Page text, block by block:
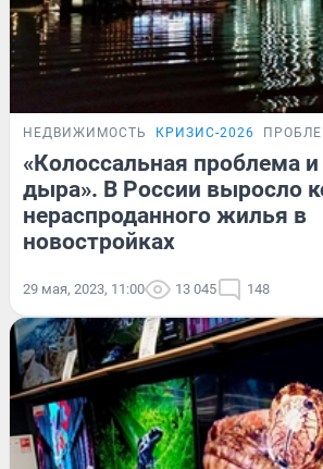
НЕДВИЖИМОСТЬ КРИЗИС-2026
«Колоссальная проблема и
дыра». В России выросло
нераспроданного жилья в
новостройках
29 мая, 2023, 11:00 13 045 148